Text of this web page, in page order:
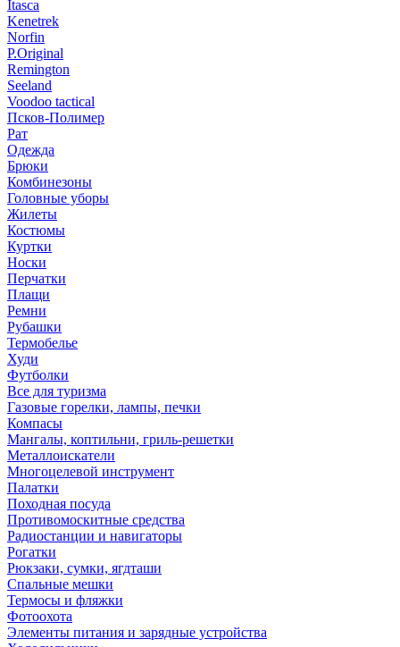
Itasca
Kenetrek
Norfin
P.Original
Remington
Seeland
Voodoo tactical
Псков-Полимер
Рат
Одежда
Брюки
Комбинезоны
Головные уборы
Жилеты
Костюмы
Куртки
Носки
Перчатки
Плащи
Ремни
Рубашки
Термобелье
Худи
Футболки
Все для туризма
Газовые горелки, лампы, печки
Компасы
Мангалы, коптильни, гриль-решетки
Металлоискатели
Многоцелевой инструмент
Палатки
Походная посуда
Противомоскитные средства
Радиостанции и навигаторы
Рогатки
Рюкзаки, сумки, ягдташи
Спальные мешки
Термосы и фляжки
Фотоохота
Элементы питания и зарядные устройства